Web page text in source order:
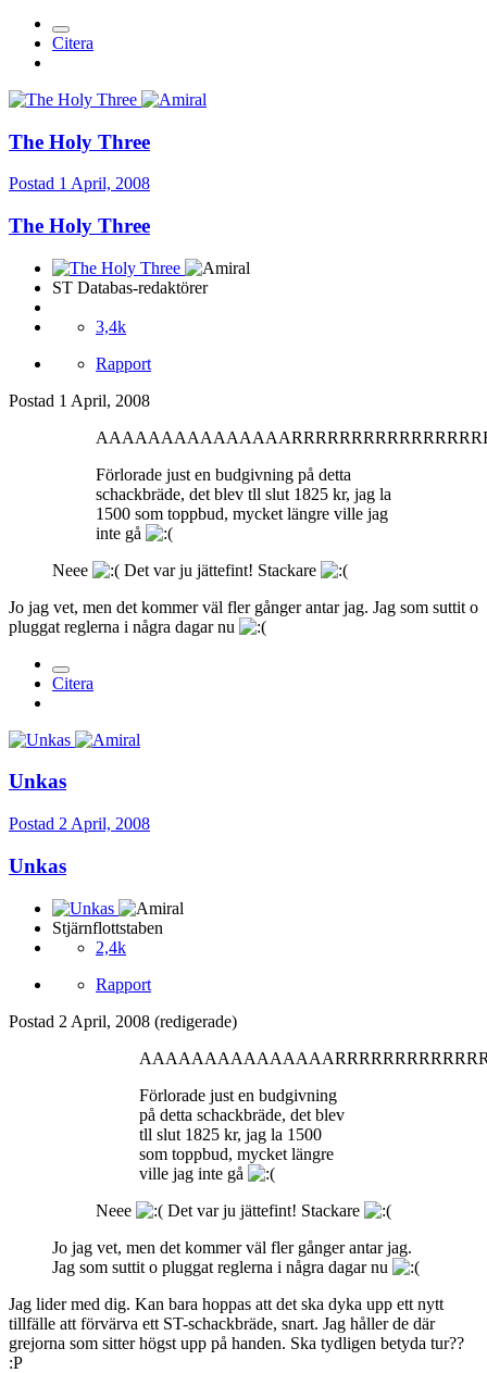
Citera
The Holy Three
Postad 1 April, 2008
The Holy Three
ST Databas-redaktörer
3,4k
Rapport
Postad 1 April, 2008
Förlorade just en budgivning på detta
schackbräde, det blev tll slut 1825 kr, jag la
1500 som toppbud, mycket längre ville jag
inte gå
Neee
Det var ju jättefint! Stackare
Jo jag vet, men det kommer väl fler gånger antar jag. Jag som suttit o
pluggat reglerna i några dagar nu
Citera
Unkas
Postad 2 April, 2008
Unkas
Stjärnflottstaben
2,4k
Rapport
Postad 2 April, 2008 (redigerade)
Förlorade just en budgivning
på detta schackbräde, det blev
tll slut 1825 kr, jag la 1500
som toppbud, mycket längre
ville jag inte gå
Neee
Det var ju jättefint! Stackare
Jo jag vet, men det kommer väl fler gånger antar jag.
Jag som suttit o pluggat reglerna i några dagar nu
Jag lider med dig. Kan bara hoppas att det ska dyka upp ett nytt
tillfälle att förvärva ett ST-schackbräde, snart. Jag håller de där
grejorna som sitter högst upp på handen. Ska tydligen betyda tur??
:P